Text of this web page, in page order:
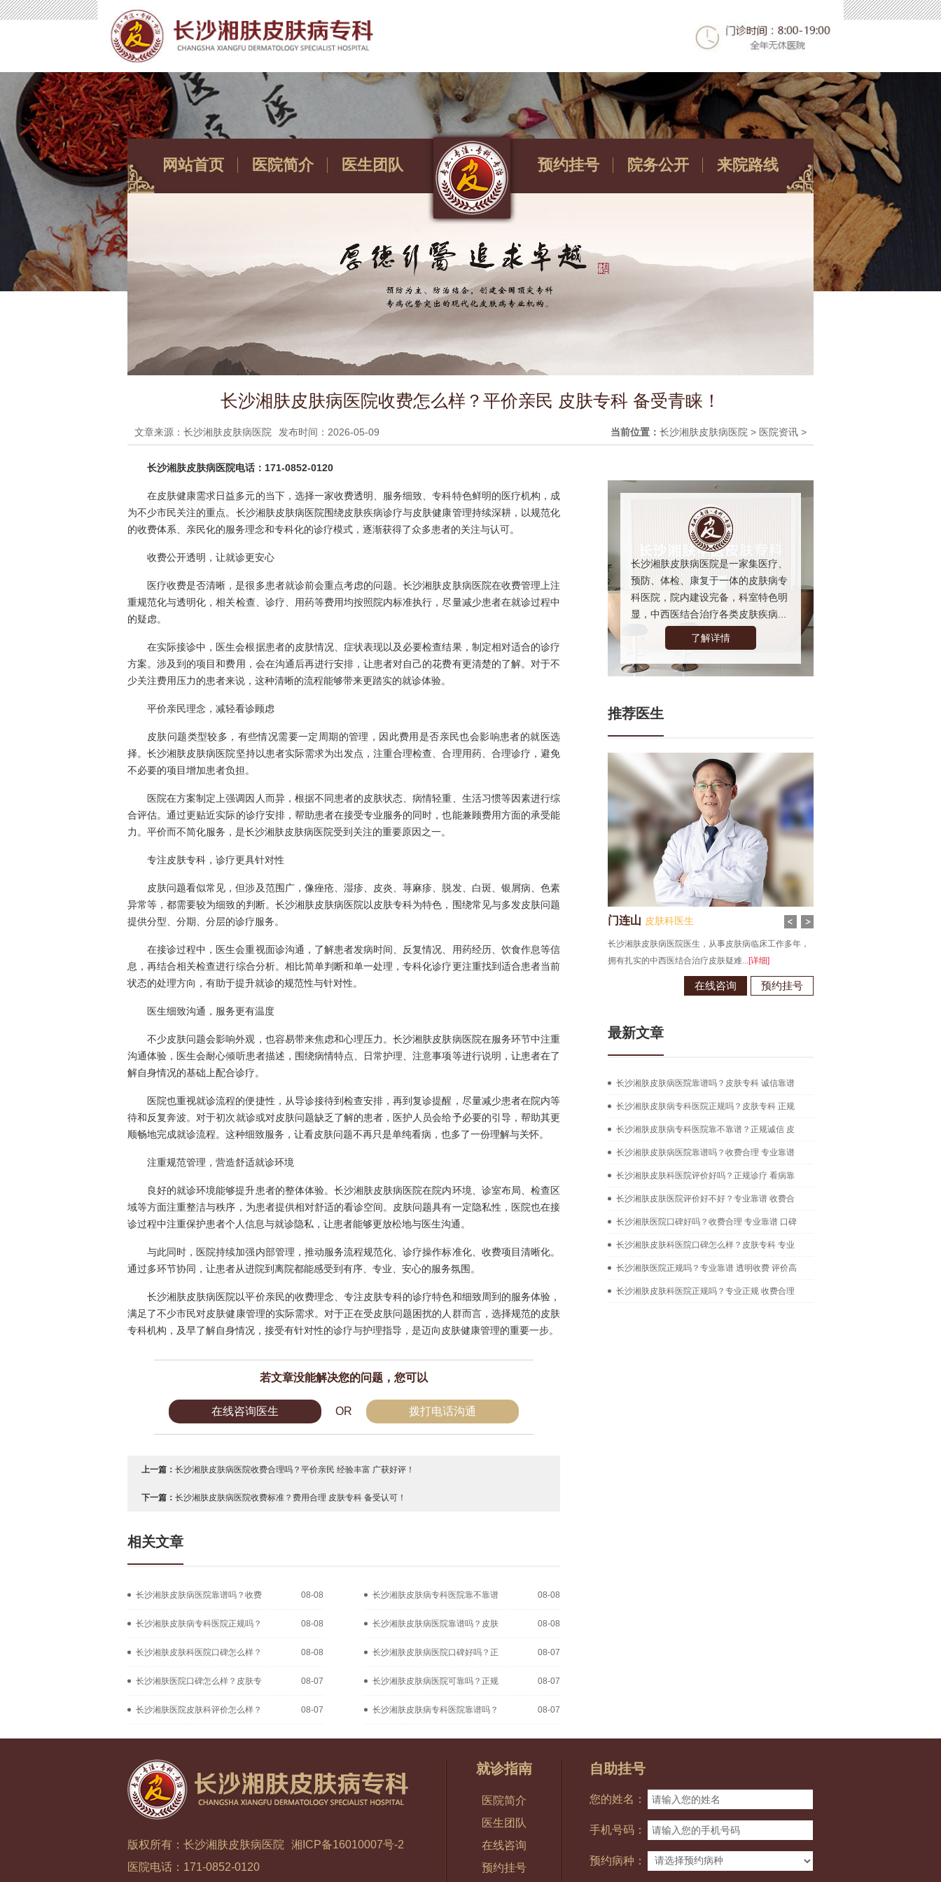
网站首页 医院简介 医生团队 预约挂号 院务公开 来院路线
长沙湘肤皮肤病医院收费怎么样？平价亲民 皮肤专科 备受青睐！
文章来源：长沙湘肤皮肤病医院 发布时间：2026-05-09 当前位置： 长沙湘肤皮肤病医院 > 医院资讯 >
长沙湘肤皮肤病医院电话：171-0852-0120
在皮肤健康需求日益多元的当下，选择一家收费透明、服务细致、专科特色鲜明的医疗机构，成
为不少市民关注的重点。长沙湘肤皮肤病医院围绕皮肤疾病诊疗与皮肤健康管理持续深耕，以规范化
的收费体系、亲民化的服务理念和专科化的诊疗模式，逐渐获得了众多患者的关注与认可。
收费公开透明，让就诊更安心
医疗收费是否清晰，是很多患者就诊前会重点考虑的问题。长沙湘肤皮肤病医院在收费管理上注
重规范化与透明化，相关检查、诊疗、用药等费用均按照院内标准执行，尽量减少患者在就诊过程中
的疑虑。
在实际接诊中，医生会根据患者的皮肤情况、症状表现以及必要检查结果，制定相对适合的诊疗
方案。涉及到的项目和费用，会在沟通后再进行安排，让患者对自己的花费有更清楚的了解。对于不
少关注费用压力的患者来说，这种清晰的流程能够带来更踏实的就诊体验。
平价亲民理念，减轻看诊顾虑
皮肤问题类型较多，有些情况需要一定周期的管理，因此费用是否亲民也会影响患者的就医选
择。长沙湘肤皮肤病医院坚持以患者实际需求为出发点，注重合理检查、合理用药、合理诊疗，避免
不必要的项目增加患者负担。
医院在方案制定上强调因人而异，根据不同患者的皮肤状态、病情轻重、生活习惯等因素进行综
合评估。通过更贴近实际的诊疗安排，帮助患者在接受专业服务的同时，也能兼顾费用方面的承受能
力。平价而不简化服务，是长沙湘肤皮肤病医院受到关注的重要原因之一。
专注皮肤专科，诊疗更具针对性
皮肤问题看似常见，但涉及范围广，像痤疮、湿疹、皮炎、荨麻疹、脱发、白斑、银屑病、色素
异常等，都需要较为细致的判断。长沙湘肤皮肤病医院以皮肤专科为特色，围绕常见与多发皮肤问题
提供分型、分期、分层的诊疗服务。
在接诊过程中，医生会重视面诊沟通，了解患者发病时间、反复情况、用药经历、饮食作息等信
息，再结合相关检查进行综合分析。相比简单判断和单一处理，专科化诊疗更注重找到适合患者当前
状态的处理方向，有助于提升就诊的规范性与针对性。
医生细致沟通，服务更有温度
不少皮肤问题会影响外观，也容易带来焦虑和心理压力。长沙湘肤皮肤病医院在服务环节中注重
沟通体验，医生会耐心倾听患者描述，围绕病情特点、日常护理、注意事项等进行说明，让患者在了
解自身情况的基础上配合诊疗。
医院也重视就诊流程的便捷性，从导诊接待到检查安排，再到复诊提醒，尽量减少患者在院内等
待和反复奔波。对于初次就诊或对皮肤问题缺乏了解的患者，医护人员会给予必要的引导，帮助其更
顺畅地完成就诊流程。这种细致服务，让看皮肤问题不再只是单纯看病，也多了一份理解与关怀。
注重规范管理，营造舒适就诊环境
良好的就诊环境能够提升患者的整体体验。长沙湘肤皮肤病医院在院内环境、诊室布局、检查区
域等方面注重整洁与秩序，为患者提供相对舒适的看诊空间。皮肤问题具有一定隐私性，医院也在接
诊过程中注重保护患者个人信息与就诊隐私，让患者能够更放松地与医生沟通。
与此同时，医院持续加强内部管理，推动服务流程规范化、诊疗操作标准化、收费项目清晰化。
通过多环节协同，让患者从进院到离院都能感受到有序、专业、安心的服务氛围。
长沙湘肤皮肤病医院以平价亲民的收费理念、专注皮肤专科的诊疗特色和细致周到的服务体验，
满足了不少市民对皮肤健康管理的实际需求。对于正在受皮肤问题困扰的人群而言，选择规范的皮肤
专科机构，及早了解自身情况，接受有针对性的诊疗与护理指导，是迈向皮肤健康管理的重要一步。
若文章没能解决您的问题，您可以
在线咨询医生 OR 拨打电话沟通
上一篇： 长沙湘肤皮肤病医院收费合理吗？平价亲民 经验丰富 广获好评！
下一篇： 长沙湘肤皮肤病医院收费标准？费用合理 皮肤专科 备受认可！
相关文章
长沙湘肤皮肤病医院靠谱吗？收费 08-08 长沙湘肤皮肤病专科医院靠不靠谱 08-08
长沙湘肤皮肤病专科医院正规吗？ 08-08 长沙湘肤皮肤病医院靠谱吗？皮肤 08-08
长沙湘肤皮肤科医院口碑怎么样？ 08-08 长沙湘肤皮肤病医院口碑好吗？正 08-07
长沙湘肤医院口碑怎么样？皮肤专 08-07 长沙湘肤皮肤病医院可靠吗？正规 08-07
长沙湘肤医院皮肤科评价怎么样？ 08-07 长沙湘肤皮肤病专科医院靠谱吗？ 08-07
长沙湘肤皮肤病医院是一家集医疗、
预防、体检、康复于一体的皮肤病专
科医院，院内建设完备，科室特色明
显，中西医结合治疗各类皮肤疾病...
了解详情
推荐医生
门连山 皮肤科医生
长沙湘肤皮肤病医院医生，从事皮肤病临床工作多年，
拥有扎实的中西医结合治疗皮肤疑难...[详细]
在线咨询 预约挂号
最新文章
长沙湘肤皮肤病医院靠谱吗？皮肤专科 诚信靠谱
长沙湘肤皮肤病专科医院正规吗？皮肤专科 正规
长沙湘肤皮肤病专科医院靠不靠谱？正规诚信 皮
长沙湘肤皮肤病医院靠谱吗？收费合理 专业靠谱
长沙湘肤皮肤科医院评价好吗？正规诊疗 看病靠
长沙湘肤皮肤医院评价好不好？专业靠谱 收费合
长沙湘肤医院口碑好吗？收费合理 专业靠谱 口碑
长沙湘肤皮肤科医院口碑怎么样？皮肤专科 专业
长沙湘肤医院正规吗？专业靠谱 透明收费 评价高
长沙湘肤皮肤科医院正规吗？专业正规 收费合理
版权所有：长沙湘肤皮肤病医院
湘ICP备16010007号-2
医院电话：171-0852-0120
就诊指南
医院简介
医生团队
在线咨询
预约挂号
自助挂号
您的姓名：
手机号码：
预约病种：